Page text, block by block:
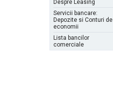
Despre Leasing
Servicii bancare:
Depozite si Conturi de
economii
Lista bancilor
comerciale